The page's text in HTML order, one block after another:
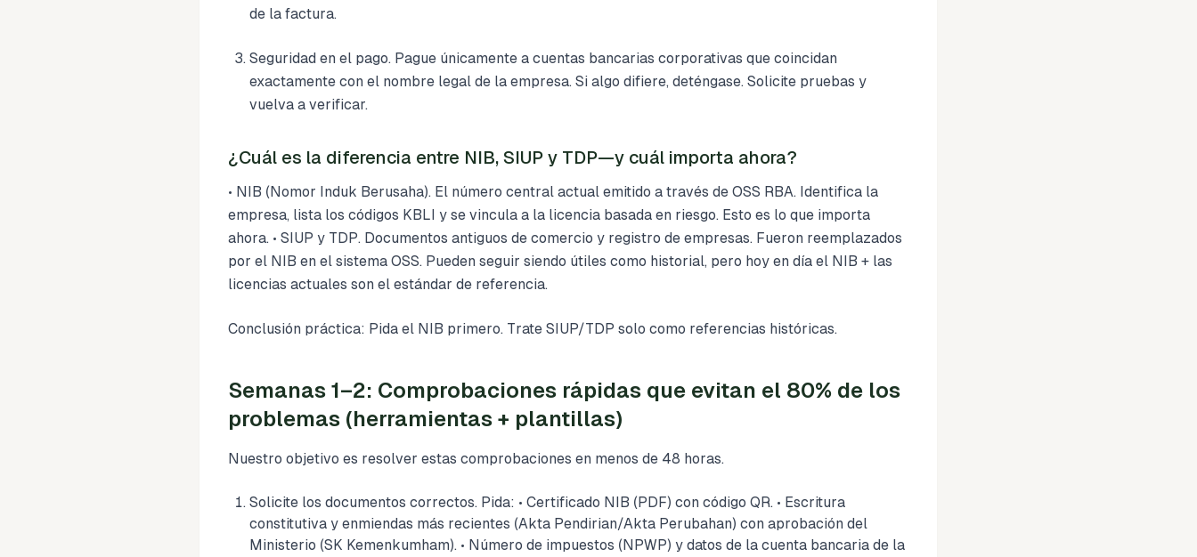
de la factura.
Seguridad en el pago. Pague únicamente a cuentas bancarias corporativas que coincidan
exactamente con el nombre legal de la empresa. Si algo difiere, deténgase. Solicite pruebas y
vuelva a verificar.
¿Cuál es la diferencia entre NIB, SIUP y TDP—y cuál importa ahora?
• NIB (Nomor Induk Berusaha). El número central actual emitido a través de OSS RBA. Identifica la
empresa, lista los códigos KBLI y se vincula a la licencia basada en riesgo. Esto es lo que importa
ahora. • SIUP y TDP. Documentos antiguos de comercio y registro de empresas. Fueron reemplazados
por el NIB en el sistema OSS. Pueden seguir siendo útiles como historial, pero hoy en día el NIB + las
licencias actuales son el estándar de referencia.
Conclusión práctica: Pida el NIB primero. Trate SIUP/TDP solo como referencias históricas.
Semanas 1–2: Comprobaciones rápidas que evitan el 80% de los
problemas (herramientas + plantillas)
Nuestro objetivo es resolver estas comprobaciones en menos de 48 horas.
Solicite los documentos correctos. Pida: • Certificado NIB (PDF) con código QR. • Escritura
constitutiva y enmiendas más recientes (Akta Pendirian/Akta Perubahan) con aprobación del
Ministerio (SK Kemenkumham). • Número de impuestos (NPWP) y datos de la cuenta bancaria de la